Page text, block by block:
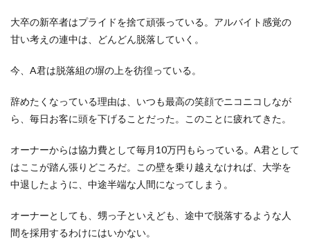
大卒の新卒者はプライドを捨て頑張っている。アルバイト感覚の
甘い考えの連中は、どんどん脱落していく。
今、A君は脱落組の塀の上を彷徨っている。
辞めたくなっている理由は、いつも最高の笑顔でニコニコしなが
ら、毎日お客に頭を下げることだった。このことに疲れてきた。
オーナーからは協力費として毎月10万円もらっている。A君として
はここが踏ん張りどころだ。この壁を乗り越えなければ、大学を
中退したように、中途半端な人間になってしまう。
オーナーとしても、甥っ子といえども、途中で脱落するような人
間を採用するわけにはいかない。